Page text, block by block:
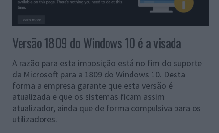
Versão 1809 do Windows 10 é a visada
A razão para esta imposição está no fim do suporte
da Microsoft para a 1809 do Windows 10. Desta
forma a empresa garante que esta versão é
atualizada e que os sistemas ficam assim
atualizador, ainda que de forma compulsiva para os
utilizadores.